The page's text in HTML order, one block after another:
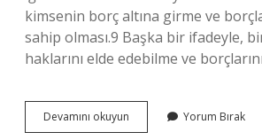
kimsenin borç altına girme ve
sahip olması.9 Başka bir ifadeyle,
haklarını elde edebilme ve
Devamını okuyun Müktesep
Arıza
Yorum Bırak